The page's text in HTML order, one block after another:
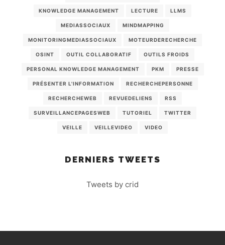
KNOWLEDGE MANAGEMENT LECTURE LLMS
MEDIASSOCIAUX MINDMAPPING
MONITORINGMEDIASSOCIAUX MOTEURDERECHERCHE
OSINT OUTIL COLLABORATIF OUTILS FROIDS
PERSONAL KNOWLEDGE MANAGEMENT PKM PRESSE
PRÉSENTER L'INFORMATION RECHERCHEPERSONNE
RECHERCHEWEB REVUEDELIENS RSS
SURVEILLANCEPAGESWEB TUTORIEL TWITTER
VEILLE VEILLEVIDEO VIDEO
DERNIERS TWEETS
Tweets by crid